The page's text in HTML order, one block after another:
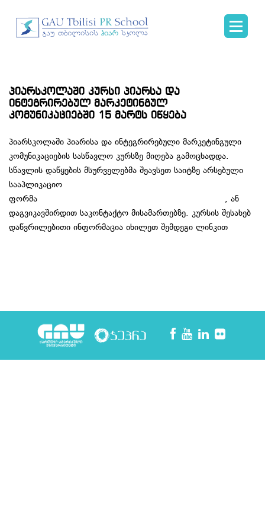
პიარსკოლაში კურსი პიარსა და
ინტეგრირებულ მარკეტინგულ
კომუნიკაციებში 15 მარტს იწყება
პიარსკოლაში პიარისა და ინტეგრირებული მარკეტინგული
კომუნიკაციების სასწავლო კურსზე მიღება გამოცხადდა.
სწავლის დაწყების მსურველებმა შეავსეთ საიტზე არსებული
სააპლიკაციო
ფორმა
, ან
დაგვიკავშირდით საკონტაქტო მისამართებზე. კურსის შესახებ
დაწვრილებითი ინფორმაცია იხილეთ შემდეგი ლინკით